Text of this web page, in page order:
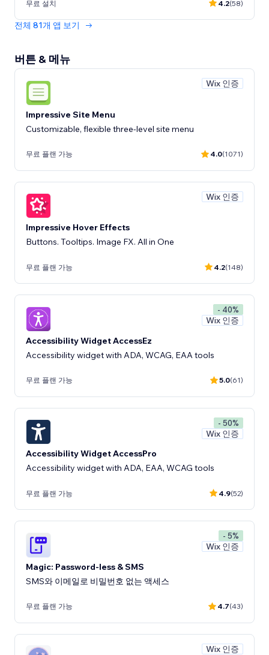
무료 설치 4.2(58)
전체 81개 앱 보기
버튼 & 메뉴
Wix 인증
Impressive Site Menu
Customizable, flexible three-level site menu
무료 플랜 가능 4.0(1071)
Wix 인증
Impressive Hover Effects
Buttons. Tooltips. Image FX. All in One
무료 플랜 가능 4.2(148)
- 40%
Wix 인증
Accessibility Widget AccessEz
Accessibility widget with ADA, WCAG, EAA tools
무료 플랜 가능 5.0(61)
- 50%
Wix 인증
Accessibility Widget AccessPro
Accessibility widget with ADA, EAA, WCAG tools
무료 플랜 가능 4.9(52)
- 5%
Wix 인증
Magic: Password-less & SMS
SMS와 이메일로 비밀번호 없는 액세스
무료 플랜 가능 4.7(43)
Wix 인증